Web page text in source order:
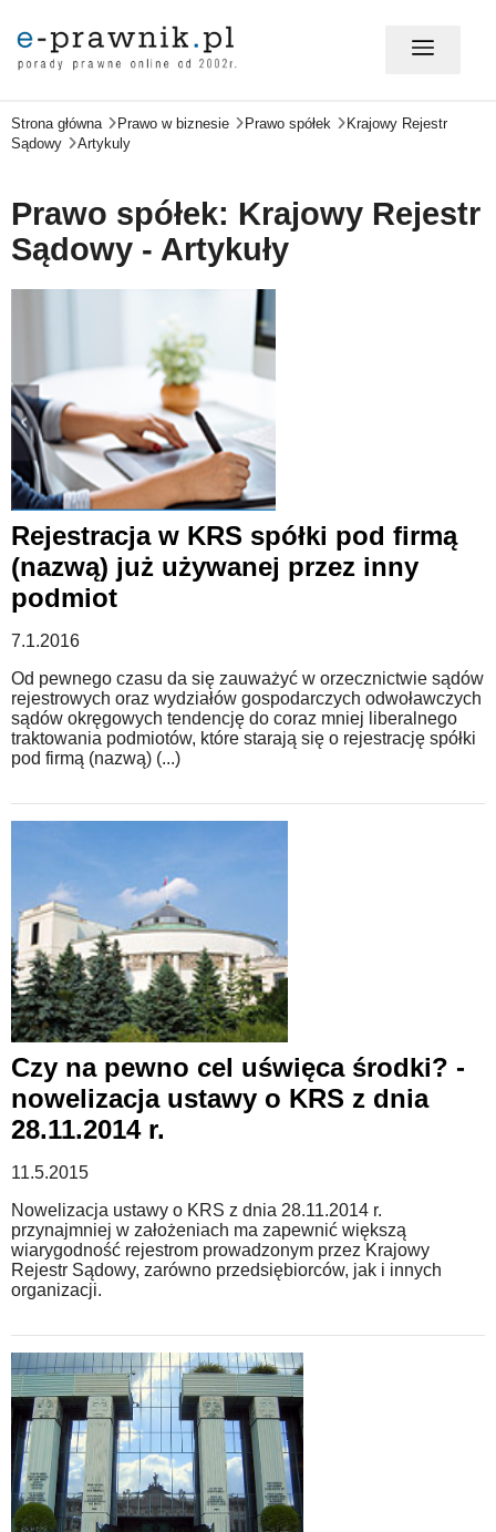
MÓJ E-PRAWNIK - LOGOWANIE
PORADY PRAWNE ONLINE
PRAWO NA CO DZIEŃ
PRAWO W BIZNESIE
ZMIANY W PRAWIE
WZORY DOKUMENTÓW
Strona główna Prawo w biznesie Prawo spółek
Krajowy Rejestr
Sądowy
Artykuly
Prawo spółek: Krajowy Rejestr
Sądowy - Artykuły
Rejestracja w KRS spółki pod firmą
(nazwą) już używanej przez inny
podmiot
7.1.2016
Od pewnego czasu da się zauważyć w orzecznictwie sądów
rejestrowych oraz wydziałów gospodarczych odwoławczych
sądów okręgowych tendencję do coraz mniej liberalnego
traktowania podmiotów, które starają się o rejestrację spółki
pod firmą (nazwą) (...)
Czy na pewno cel uświęca środki? -
nowelizacja ustawy o KRS z dnia
28.11.2014 r.
11.5.2015
Nowelizacja ustawy o KRS z dnia 28.11.2014 r.
przynajmniej w założeniach ma zapewnić większą
wiarygodność rejestrom prowadzonym przez Krajowy
Rejestr Sądowy, zarówno przedsiębiorców, jak i innych
organizacji.